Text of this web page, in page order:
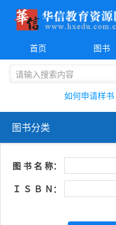
首页
图书
如何申请样书
图书分类
图 书 名 称：
Ｉ Ｓ Ｂ Ｎ：